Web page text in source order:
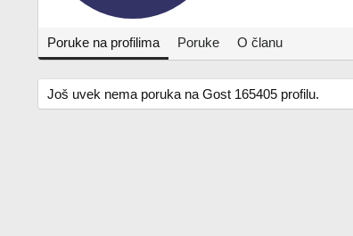
Poruke na profilima Poruke O članu
Još uvek nema poruka na Gost 165405 profilu.